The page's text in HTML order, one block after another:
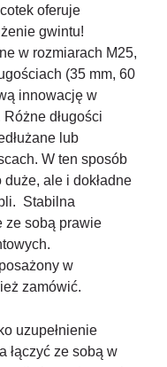
oferuje
gwintu!
w rozmiarach M25,
(35 mm, 60
innowację w
długości
lub
W ten sposób
ale i dokładne
Stabilna
ze sobą prawie
w
zamówić.
uzupełnienie
łączyć ze sobą w